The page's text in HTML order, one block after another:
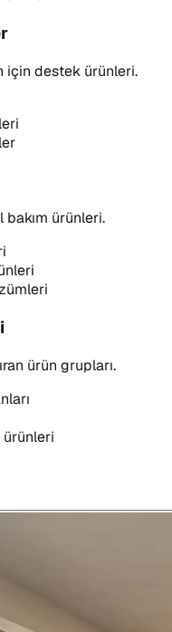
için destek ürünleri.
ürünleri.
ürün grupları.